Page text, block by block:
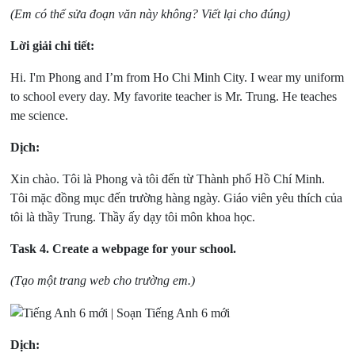
(Em có thể sửa đoạn văn này không? Viết lại cho đúng)
Lời giải chi tiết:
Hi. I'm Phong and I’m from Ho Chi Minh City. I wear my uniform
to school every day. My favorite teacher is Mr. Trung. He teaches
me science.
Dịch:
Xin chào. Tôi là Phong và tôi đến từ Thành phố Hồ Chí Minh.
Tôi mặc đồng mục đến trường hàng ngày. Giáo viên yêu thích của
tôi là thầy Trung. Thầy ấy dạy tôi môn khoa học.
Task 4. Create a webpage for your school.
(Tạo một trang web cho trường em.)
Dịch: